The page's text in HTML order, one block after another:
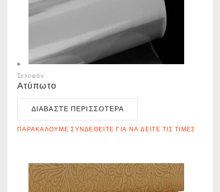
Σελοφάν
Ατύπωτο
ΔΙΑΒΆΣΤΕ ΠΕΡΙΣΣΌΤΕΡΑ
ΠΑΡΑΚΑΛΟΎΜΕ ΣΥΝΔΕΘΕΊΤΕ ΓΙΑ ΝΑ ΔΕΊΤΕ ΤΙΣ ΤΙΜΈΣ